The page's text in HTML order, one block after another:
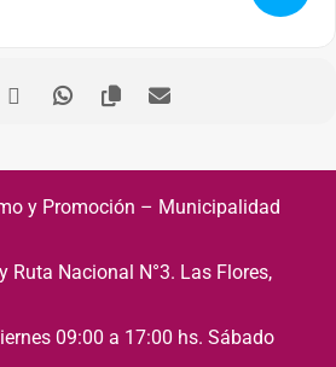
y Promoción – Municipalidad
Ruta Nacional N°3. Las Flores,
09:00 a 17:00 hs. Sábado